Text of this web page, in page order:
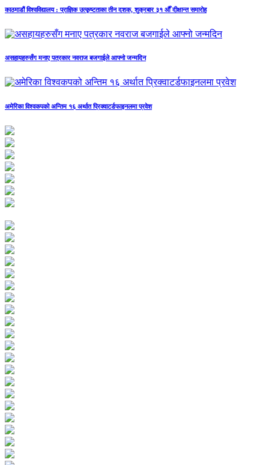
काठमाडौं विश्वविद्यालय : प्राज्ञिक उत्कृष्टताका तीन दशक, शुक्रबार ३१ औँ दीक्षान्त समारोह
असहायहरुसँग मनाए पत्रकार नवराज बजगाईले आफ्नो जन्मदिन
अमेरिका विश्वकपको अन्तिम १६ अर्थात प्रिक्वाटर्डफाइनलमा प्रवेश